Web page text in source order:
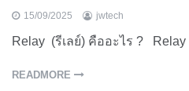
15/09/2025 jwtech
Relay (รีเลย์) คืออะไร ?
READMORE